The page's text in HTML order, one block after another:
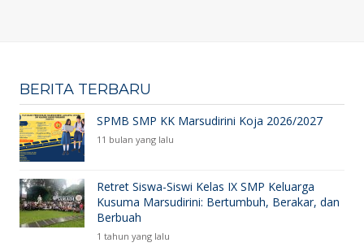
BERITA TERBARU
SPMB SMP KK Marsudirini Koja 2026/2027
11 bulan yang lalu
Retret Siswa-Siswi Kelas IX SMP Keluarga
Kusuma Marsudirini: Bertumbuh, Berakar, dan
Berbuah
1 tahun yang lalu